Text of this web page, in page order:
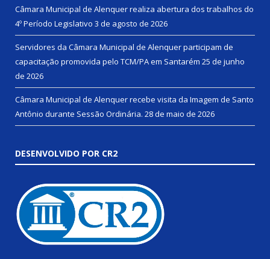
Câmara Municipal de Alenquer realiza abertura dos trabalhos do
4º Período Legislativo 3 de agosto de 2026
Servidores da Câmara Municipal de Alenquer participam de
capacitação promovida pelo TCM/PA em Santarém 25 de junho
de 2026
Câmara Municipal de Alenquer recebe visita da Imagem de Santo
Antônio durante Sessão Ordinária. 28 de maio de 2026
DESENVOLVIDO POR CR2